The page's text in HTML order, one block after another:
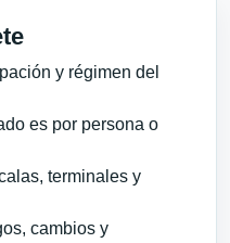
y régimen del
es por persona o
terminales y
cambios y